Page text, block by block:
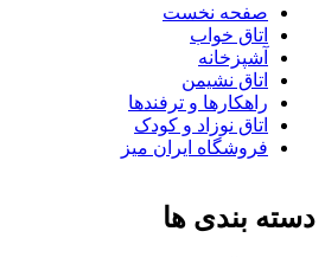
صفحه نخست
اتاق خواب
آشپزخانه
اتاق نشیمن
راهکارها و ترفندها
اتاق نوزاد و کودک
فروشگاه ایران میز
دسته بندی ها